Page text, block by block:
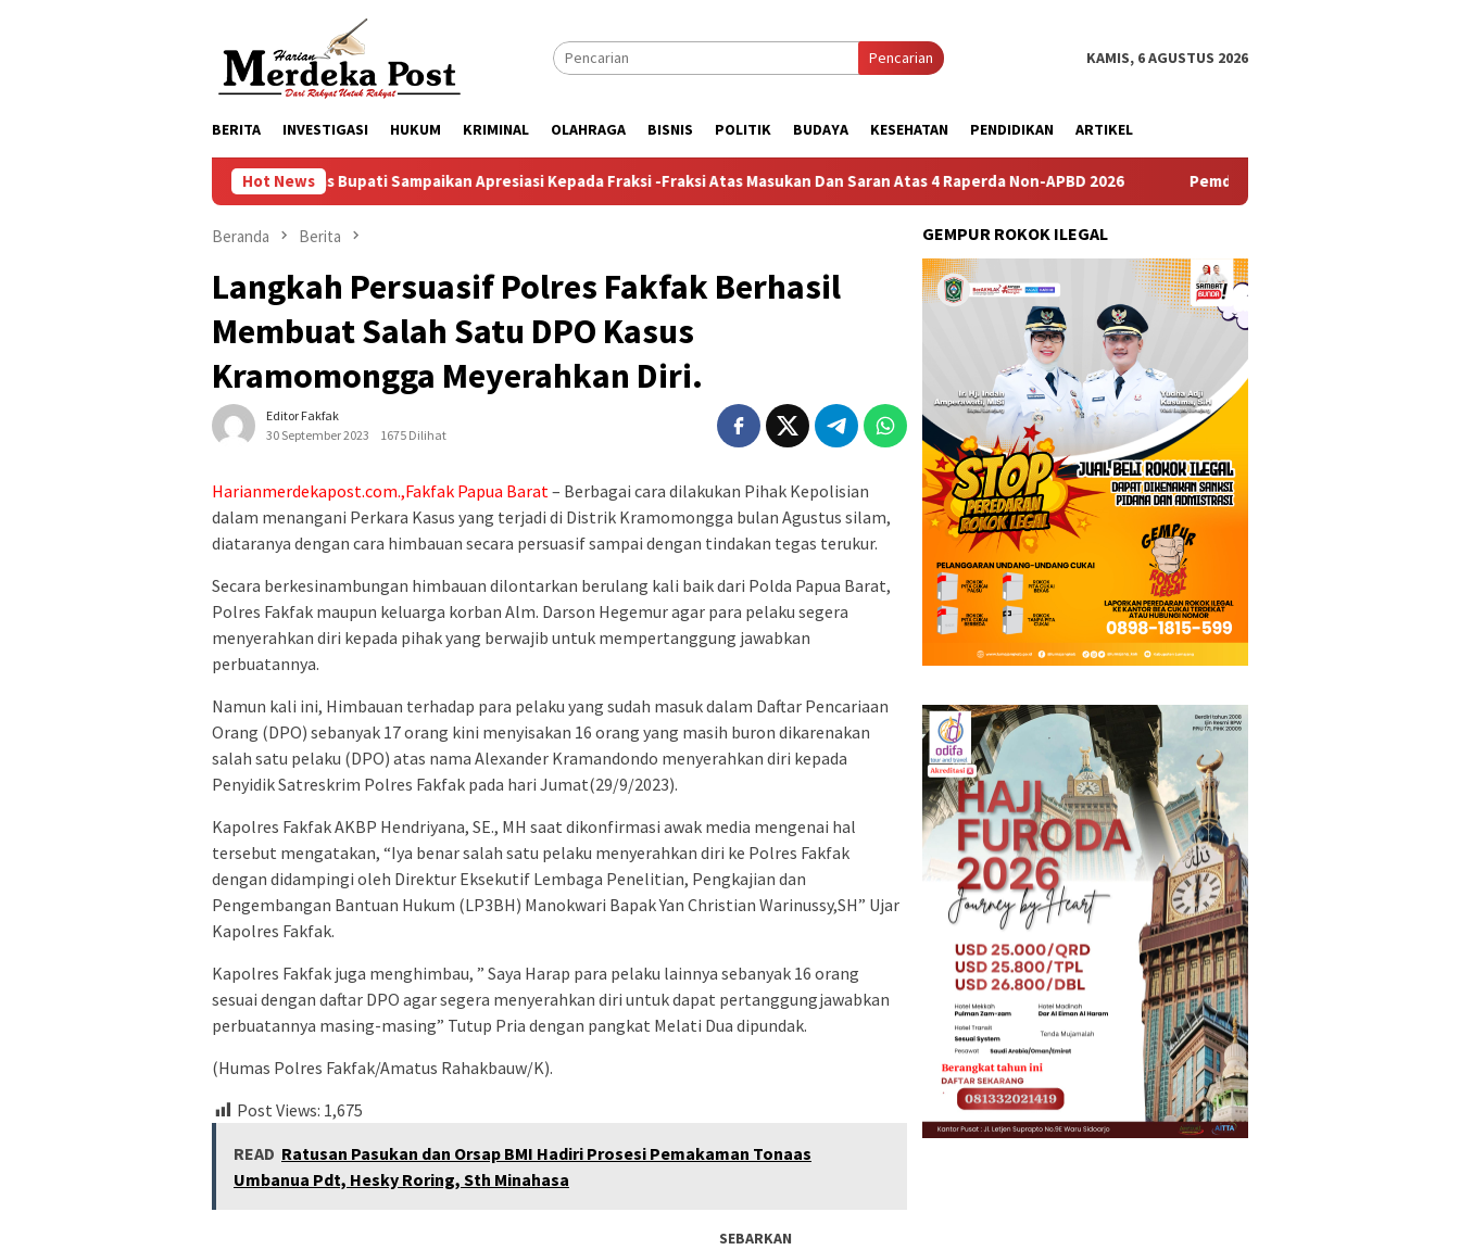
Pencarian KAMIS, 6 AGUSTUS 2026
BERITA INVESTIGASI HUKUM KRIMINAL OLAHRAGA BISNIS POLITIK BUDAYA KESEHATAN PENDIDIKAN ARTIKEL
Hot News
Mas Bupati Sampaikan Apresiasi Kepada Fraksi -Fraksi Atas Masukan Dan Saran Atas 4 Raperda Non-APBD 2026 Pemdes Bulusari Gelar Musrenbangdes Tentang
Beranda Berita
Langkah Persuasif Polres Fakfak Berhasil
Membuat Salah Satu DPO Kasus
Kramomongga Meyerahkan Diri.
Editor Fakfak
30 September 2023
1675 Dilihat
Harianmerdekapost.com.,Fakfak Papua Barat– Berbagai cara dilakukan Pihak Kepolisian
dalam menangani Perkara Kasus yang terjadi di Distrik Kramomongga bulan Agustus silam,
diataranya dengan cara himbauan secara persuasif sampai dengan tindakan tegas terukur.
Secara berkesinambungan himbauan dilontarkan berulang kali baik dari Polda Papua Barat,
Polres Fakfak maupun keluarga korban Alm. Darson Hegemur agar para pelaku segera
menyerahkan diri kepada pihak yang berwajib untuk mempertanggung jawabkan
perbuatannya.
Namun kali ini, Himbauan terhadap para pelaku yang sudah masuk dalam Daftar Pencariaan
Orang (DPO) sebanyak 17 orang kini menyisakan 16 orang yang masih buron dikarenakan
salah satu pelaku (DPO) atas nama Alexander Kramandondo menyerahkan diri kepada
Penyidik Satreskrim Polres Fakfak pada hari Jumat(29/9/2023).
Kapolres Fakfak AKBP Hendriyana, SE., MH saat dikonfirmasi awak media mengenai hal
tersebut mengatakan, “Iya benar salah satu pelaku menyerahkan diri ke Polres Fakfak
dengan didampingi oleh Direktur Eksekutif Lembaga Penelitian, Pengkajian dan
Pengembangan Bantuan Hukum (LP3BH) Manokwari Bapak Yan Christian Warinussy,SH” Ujar
Kapolres Fakfak.
Kapolres Fakfak juga menghimbau, ” Saya Harap para pelaku lainnya sebanyak 16 orang
sesuai dengan daftar DPO agar segera menyerahkan diri untuk dapat pertanggungjawabkan
perbuatannya masing-masing” Tutup Pria dengan pangkat Melati Dua dipundak.
(Humas Polres Fakfak/Amatus Rahakbauw/K).
Post Views: 1,675
READ Ratusan Pasukan dan Orsap BMI Hadiri Prosesi Pemakaman Tonaas
Umbanua Pdt, Hesky Roring, Sth Minahasa
SEBARKAN
GEMPUR ROKOK ILEGAL